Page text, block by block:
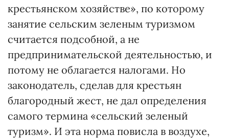
крестьянском хозяйстве», по которому
занятие сельским зеленым туризмом
считается подсобной, а не
предпринимательской деятельностью, и
потому не облагается налогами. Но
законодатель, сделав для крестьян
благородный жест, не дал определения
самого термина «сельский зеленый
туризм». И эта норма повисла в воздухе,